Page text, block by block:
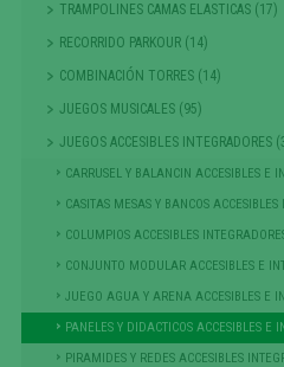
TRAMPOLINES CAMAS ELASTICAS (17)
RECORRIDO PARKOUR (14)
COMBINACIÓN TORRES (14)
JUEGOS MUSICALES (95)
JUEGOS ACCESIBLES INTEGRADORES
CARRUSEL Y BALANCIN ACCESIBLES E
CASITAS MESAS Y BANCOS
COLUMPIOS ACCESIBLES
CONJUNTO MODULAR ACCESIBLES E
JUEGO AGUA Y ARENA ACCESIBLES E
PANELES Y DIDACTICOS ACCESIBLES E
PIRAMIDES Y REDES ACCESIBLES